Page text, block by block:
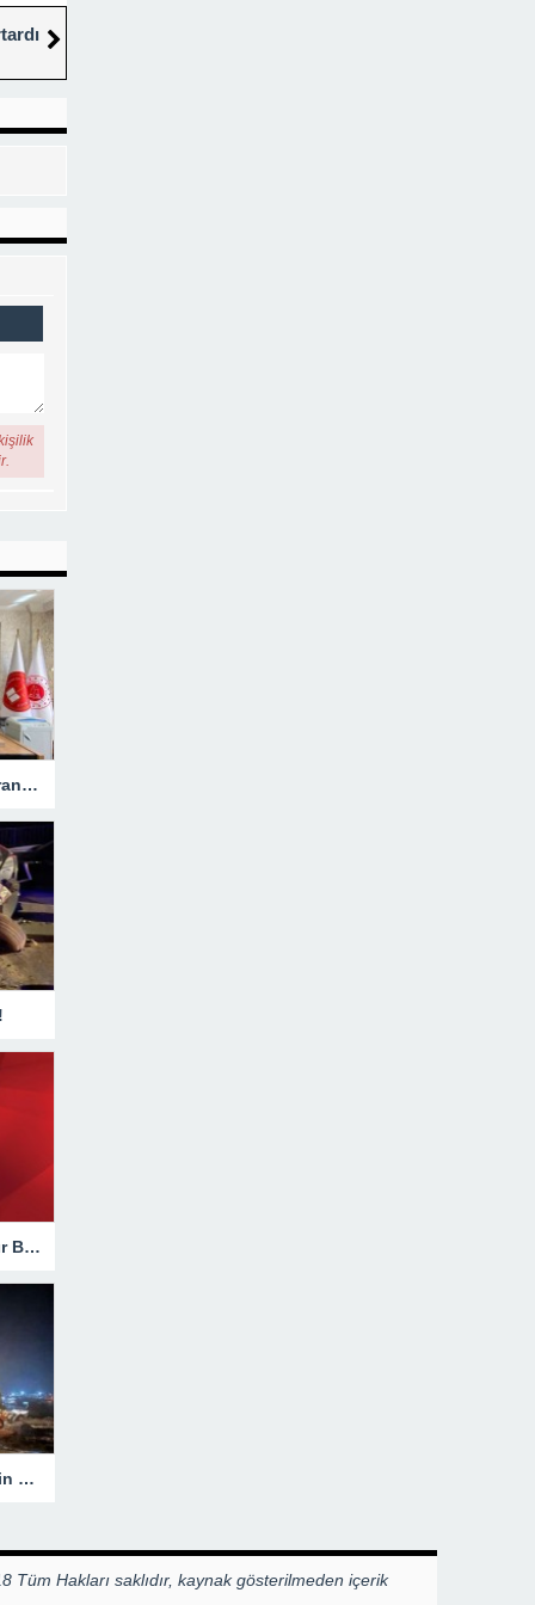
Hakkari’ye Atanan Başsavcı Turan Görevine Başladı
Hakkari’de Trafik Kazasında Ağır Bilanço!
Heyelanla Kapanan Yol, Ekiplerin Müdahalesiyle Açıldı!
Tüm Hakları saklıdır, kaynak gösterilmeden içerik